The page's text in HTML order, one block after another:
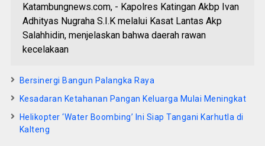
Katambungnews.com, - Kapolres Katingan Akbp Ivan
Adhityas Nugraha S.I.K melalui Kasat Lantas Akp
Salahhidin, menjelaskan bahwa daerah rawan
kecelakaan
Bersinergi Bangun Palangka Raya
Kesadaran Ketahanan Pangan Keluarga Mulai Meningkat
Helikopter ‘Water Boombing’ Ini Siap Tangani Karhutla di
Kalteng